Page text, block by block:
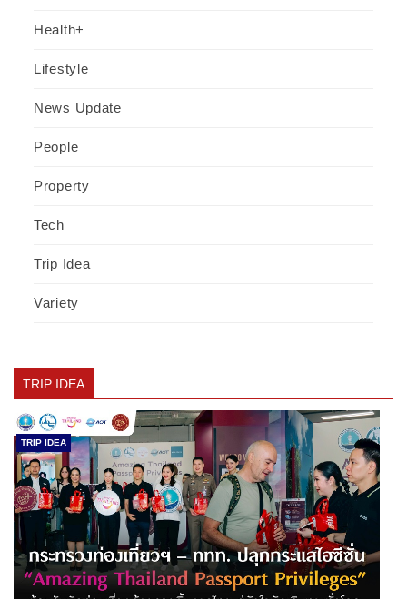
Health+
Lifestyle
News Update
People
Property
Tech
Trip Idea
Variety
TRIP IDEA
TRIP IDEA